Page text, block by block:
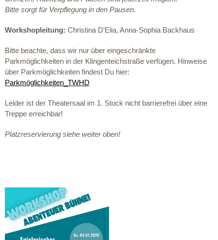
Bitte sorgt für Verpflegung in den Pausen.
Workshopleitung: Christina D’Elia, Anna-Sophia Backhaus
Bitte beachte, dass wir nur über eingeschränkte
Parkmöglichkeiten in der Klingenteichstraße verfügen. Hinweise
über Parkmöglichkeiten findest Du hier:
Parkmöglichkeiten_TWHD
Leider ist der Theatersaal im 1. Stock nicht barrierefrei über eine
Treppe erreichbar!
Platzreservierung siehe weiter oben!